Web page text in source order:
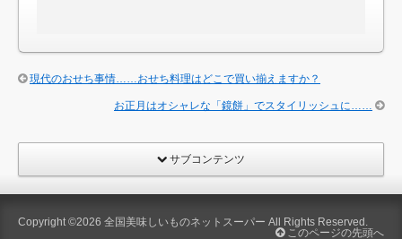
現代のおせち事情……おせち料理はどこで買い揃えますか？
お正月はオシャレな「鏡餅」でスタイリッシュに……
サブコンテンツ
Copyright ©2026 全国美味しいものネットスーパー All Rights Reserved.
このページの先頭へ